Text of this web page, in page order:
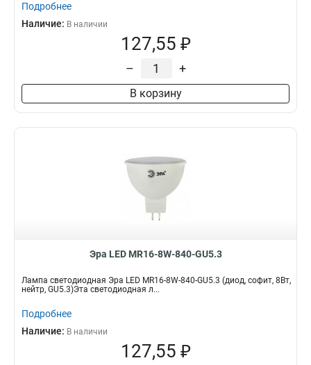
Подробнее
Наличие: В наличии
127,55 ₽
– +
В корзину
Эра LED MR16-8W-840-GU5.3
Лампа светодиодная Эра LED MR16-8W-840-GU5.3 (диод, софит, 8Вт,
нейтр, GU5.3)Эта светодиодная л...
Подробнее
Наличие: В наличии
127,55 ₽